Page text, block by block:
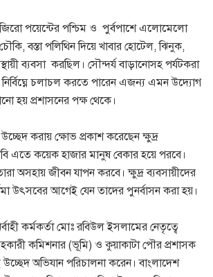
পয়েন্টের পশ্চিম ও পুর্বপাশে এলোমেলো
চৌকি, বস্তা পলিথিন দিয়ে খাবার হোটেল, ঝিনুক,
ব্যবসা করছিল। সৌন্দর্য বাড়ানোসহ পর্যটকরা
চলাচল করতে পারেন এজন্য এমন উদ্যোগ
হয় প্রশাসনের পক্ষ থেকে।
করায় ক্ষোভ প্রকাশ করেছেন ক্ষুদ্র
এতে কয়েক হাজার মানুষ বেকার হয়ে পরবে।
অসহায় জীবন যাপন করবে। ক্ষুদ্র ব্যবসায়ীদের
উৎসবের আগেই যেন তাদের পুনর্বাসন করা হয়।
কর্মকর্তা মোঃ রবিউল ইসলামের নেতৃত্বে
কমিশনার (ভূমি) ও কুয়াকাটা পৌর প্রশাসক
অভিযান পরিচালনা করেন। বাংলাদেশ